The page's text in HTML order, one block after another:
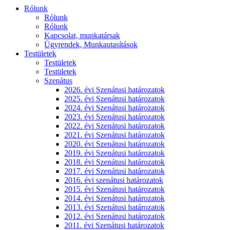
Rólunk
Rólunk
Rólunk
Kapcsolat, munkatársak
Ügyrendek, Munkautasítások
Testületek
Testületek
Testületek
Szenátus
2026. évi Szenátusi határozatok
2025. évi Szenátusi határozatok
2024. évi Szenátusi határozatok
2023. évi Szenátusi határozatok
2022. évi Szenátusi határozatok
2021. évi Szenátusi határozatok
2020. évi Szenátusi határozatok
2019. évi Szenátusi határozatok
2018. évi Szenátusi határozatok
2017. évi Szenátusi határozatok
2016. évi szenátusi határozatok
2015. évi Szenátusi határozatok
2014. évi Szenátusi határozatok
2013. évi Szenátusi határozatok
2012. évi Szenátusi határozatok
2011. évi Szenátusi határozatok